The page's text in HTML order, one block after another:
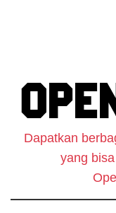
Dapatkan
yang